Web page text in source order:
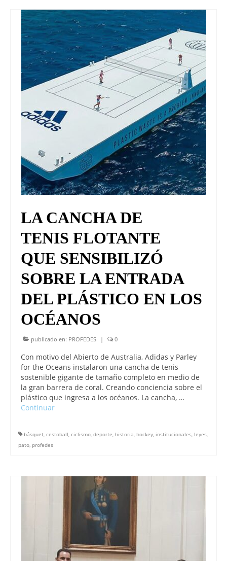
LA CANCHA DE
TENIS FLOTANTE
QUE SENSIBILIZÓ
SOBRE LA ENTRADA
DEL PLÁSTICO EN LOS
OCÉANOS
publicado en: PROFEDES | 0
Con motivo del Abierto de Australia, Adidas y Parley
for the Oceans instalaron una cancha de tenis
sostenible gigante de tamaño completo en medio de
la gran barrera de coral. Creando conciencia sobre el
plástico que ingresa a los océanos. La cancha, …
Continuar
básquet, cestoball, ciclismo, deporte, historia, hockey, institucionales, leyes,
pato, profedes